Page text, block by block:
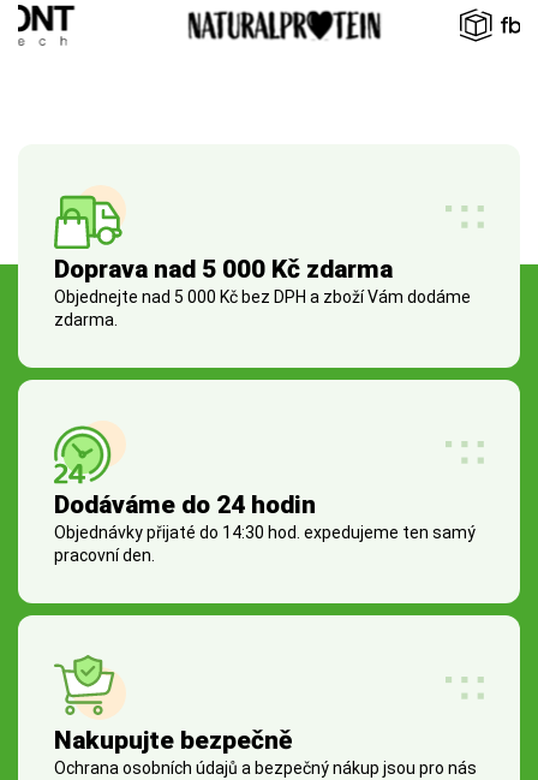
Doprava nad 5 000 Kč zdarma
Objednejte nad 5 000 Kč bez DPH a zboží Vám dodáme
zdarma.
Dodáváme do 24 hodin
Objednávky přijaté do 14:30 hod. expedujeme ten samý
pracovní den.
Nakupujte bezpečně
Ochrana osobních údajů a bezpečný nákup jsou pro nás